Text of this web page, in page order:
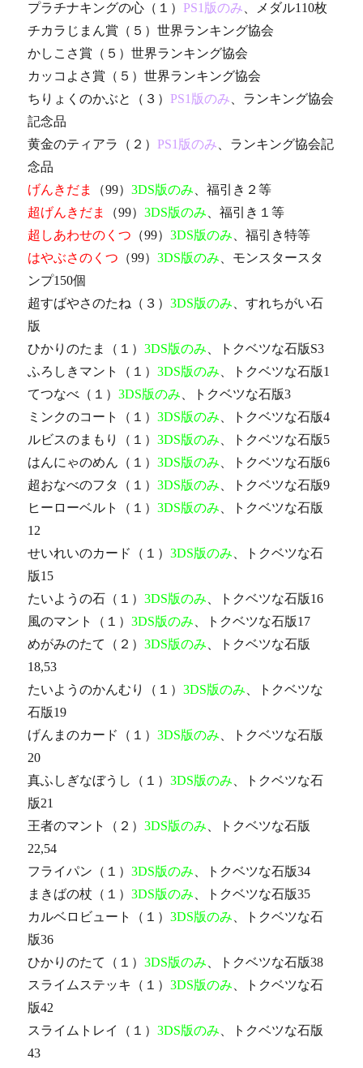
プラチナキングの心（１）PS1版のみ 、メダル110枚
チカラじまん賞（５）世界ランキング協会
かしこさ賞（５）世界ランキング協会
カッコよさ賞（５）世界ランキング協会
ちりょくのかぶと（３）PS1版のみ 、ランキング協会
記念品
黄金のティアラ（２）PS1版のみ 、ランキング協会記
念品
げんきだま
（99）3DS版のみ 、福引き２等
超げんきだま
（99）3DS版のみ 、福引き１等
超しあわせのくつ （99）3DS版のみ 、福引き特等
はやぶさのくつ （99）3DS版のみ 、モンスタースタ
ンプ150個
超すばやさのたね（３）3DS版のみ 、すれちがい石
版
ひかりのたま（１）3DS版のみ 、トクベツな石版S3
ふろしきマント（１）3DS版のみ 、トクベツな石版1
てつなべ（１）3DS版のみ 、トクベツな石版3
ミンクのコート（１）3DS版のみ 、トクベツな石版4
ルビスのまもり（１）3DS版のみ 、トクベツな石版5
はんにゃのめん（１）3DS版のみ 、トクベツな石版6
超おなべのフタ（１）3DS版のみ 、トクベツな石版9
ヒーローベルト（１）3DS版のみ 、トクベツな石版
12
せいれいのカード（１）3DS版のみ 、トクベツな石
版15
たいようの石（１）3DS版のみ 、トクベツな石版16
風のマント（１）3DS版のみ 、トクベツな石版17
めがみのたて（２）3DS版のみ 、トクベツな石版
18,53
たいようのかんむり（１）3DS版のみ 、トクベツな
石版19
げんまのカード（１）3DS版のみ 、トクベツな石版
20
真ふしぎなぼうし（１）3DS版のみ 、トクベツな石
版21
王者のマント（２）3DS版のみ 、トクベツな石版
22,54
フライパン（１）3DS版のみ 、トクベツな石版34
まきばの杖（１）3DS版のみ 、トクベツな石版35
カルベロビュート（１）3DS版のみ 、トクベツな石
版36
ひかりのたて（１）3DS版のみ 、トクベツな石版38
スライムステッキ（１）3DS版のみ 、トクベツな石
版42
スライムトレイ（１）3DS版のみ 、トクベツな石版
43